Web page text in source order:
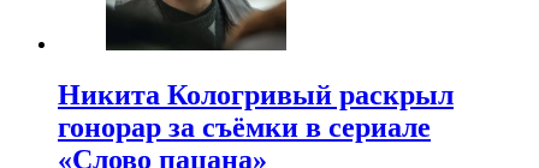
Никита Кологривый раскрыл
гонорар за съёмки в сериале
«Слово пацана»